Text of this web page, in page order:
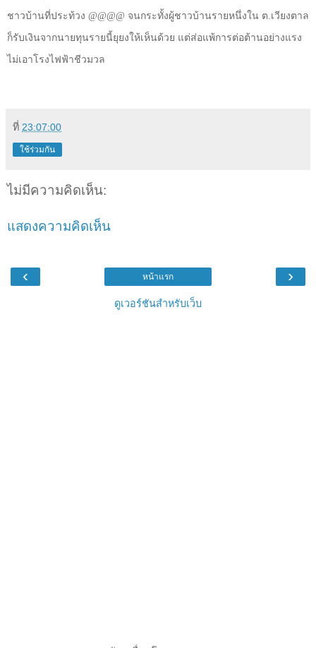
ชาวบ้านที่ประท้วง @@@@ จนกระทั้งผู้ชาวบ้านรายหนึ่งใน ต.เวียงตาล
ก็รับเงินจากนายทุนรายนี้ยุยงให้เห็นด้วย แต่ส่อแพ้การต่อต้านอย่างแรง
ไม่เอาโรงไฟฟ้าชีวมวล
ที่ 23:07:00
ใช้ร่วมกัน
ไม่มีความคิดเห็น:
แสดงความคิดเห็น
‹ ›
หน้าแรก
ดูเวอร์ชันสำหรับเว็บ